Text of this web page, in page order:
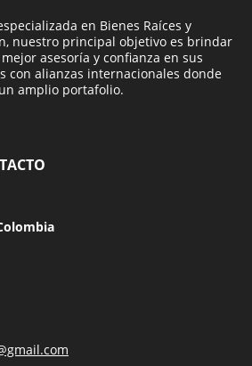
en Bienes Raíces y
nuestro principal objetivo es brindar
asesoría y confianza en sus
con alianzas internacionales donde
amplio portafolio.